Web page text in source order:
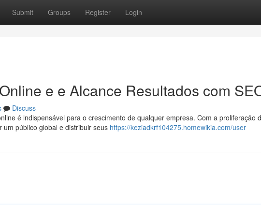
Submit Groups Register Login
e e Alcance Resultados com
Discuss
é indispensável para o crescimento de qualquer empresa. Com a proliferação
público global e distribuir seus https://keziadkrf104275.homewikia.com/user